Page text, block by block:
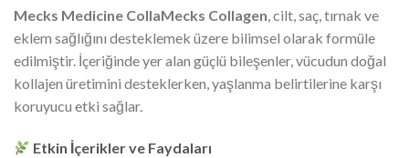
Mecks Medicine CollaMecks Collagen, cilt, saç, tırnak ve
eklem sağlığını desteklemek üzere bilimsel olarak formüle
edilmiştir. İçeriğinde yer alan güçlü bileşenler, vücudun doğal
kollajen üretimini desteklerken, yaşlanma belirtilerine karşı
koruyucu etki sağlar.
Etkin İçerikler ve Faydaları